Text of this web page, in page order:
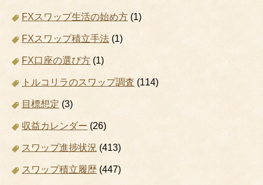
FXスワップ生活の始め方 (1)
FXスワップ積立手法 (1)
FX口座の選び方 (1)
トルコリラのスワップ調査 (114)
目標想定 (3)
収益カレンダー (26)
スワップ進捗状況 (413)
スワップ積立履歴 (447)